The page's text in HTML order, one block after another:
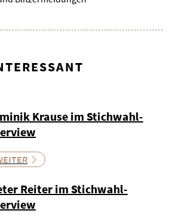
Krause im Stichwahl-
Reiter im Stichwahl-